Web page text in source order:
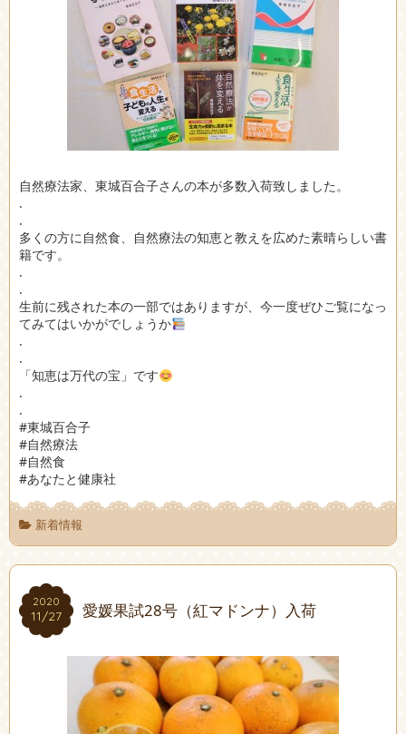
自然療法家、東城百合子さんの本が多数入荷致しました。
.
.
多くの方に自然食、自然療法の知恵と教えを広めた素晴らしい書
籍です。
.
.
生前に残された本の一部ではありますが、今一度ぜひご覧になっ
てみてはいかがでしょうか
.
.
「知恵は万代の宝」です
.
.
#東城百合子
#自然療法
#自然食
#あなたと健康社
新着情報
2020
11/27
2020
11/27 愛媛果試28号（紅マドンナ）入荷